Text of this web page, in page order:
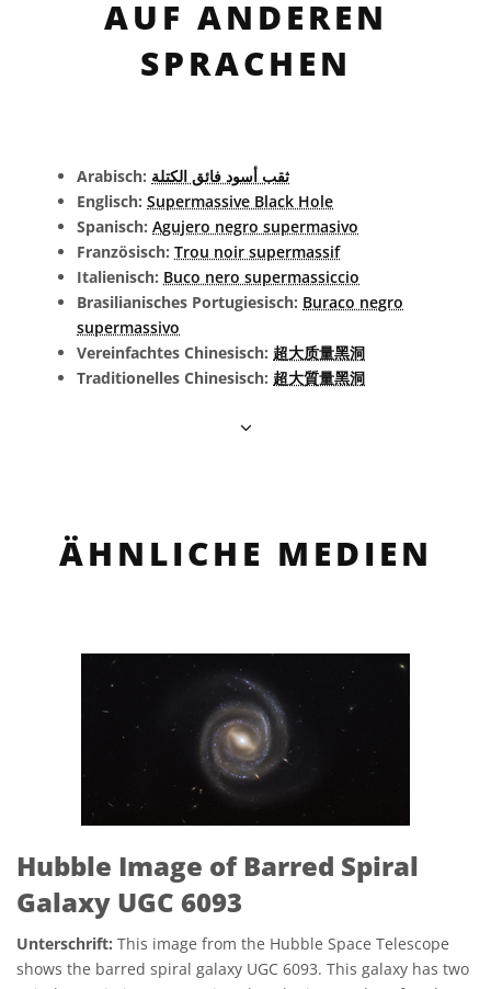
AUF ANDEREN
SPRACHEN
Arabisch: ثقب أسود فائق الكتلة
Englisch: Supermassive Black Hole
Spanisch: Agujero negro supermasivo
Französisch: Trou noir supermassif
Italienisch: Buco nero supermassiccio
Brasilianisches Portugiesisch: Buraco negro
supermassivo
Vereinfachtes Chinesisch: 超大质量黑洞
Traditionelles Chinesisch: 超大質量黑洞
ÄHNLICHE MEDIEN
Hubble Image of Barred Spiral
Galaxy UGC 6093
Unterschrift: This image from the Hubble Space Telescope
shows the barred spiral galaxy UGC 6093. This galaxy has two